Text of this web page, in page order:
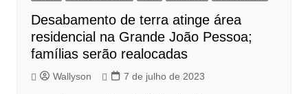
Desabamento de terra atinge área
residencial na Grande João Pessoa;
famílias serão realocadas
Wallyson 7 de julho de 2023